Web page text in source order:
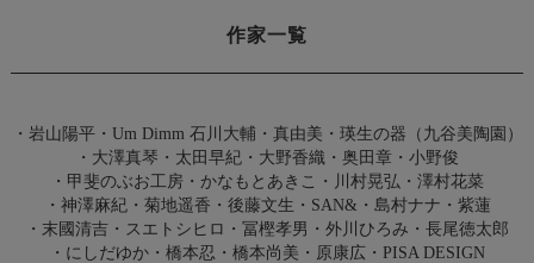
作家一覧
・ 岩山陽平・ Um Dimm 石川大輔・真由美 ・ 瑛生の器（九谷美陶園）
・ 大澤真琴 ・ 太田早紀 ・ 大野香織 ・ 奥田章 ・ 小野俊
・ 甲斐のぶお工房 ・ かなもとあきこ ・ 川村晃弘 ・ 澤村花菜
・ 神澤麻紀・ 菊地遥香 ・ 後藤文生 ・ SAN& ・ 島村ナナ ・ 紫蓮
・ 末國清吉 ・ スエトシヒロ ・ 冨樫孝男 ・ 外川ひろみ ・ 長尾徳太郎
・ にしだゆか ・ 橋本忍 ・ 橋本尚美 ・ 原康広 ・ PISA DESIGN